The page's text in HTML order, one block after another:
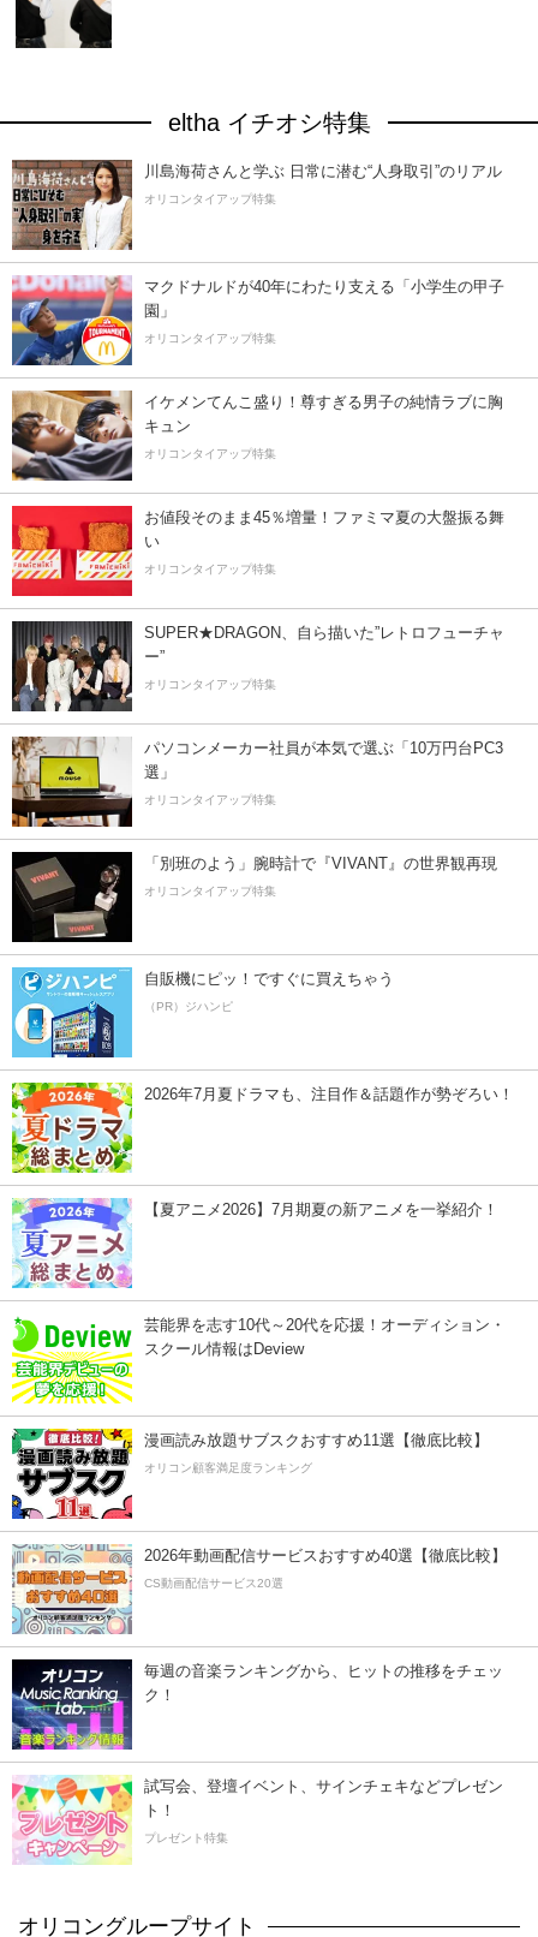
eltha イチオシ特集
川島海荷さんと学ぶ 日常に潜む“人身取引”のリアル
オリコンタイアップ特集
マクドナルドが40年にわたり支える「小学生の甲子
園」
オリコンタイアップ特集
イケメンてんこ盛り！尊すぎる男子の純情ラブに胸
キュン
オリコンタイアップ特集
お値段そのまま45％増量！ファミマ夏の大盤振る舞
い
オリコンタイアップ特集
SUPER★DRAGON、自ら描いた”レトロフューチャ
ー”
オリコンタイアップ特集
パソコンメーカー社員が本気で選ぶ「10万円台PC3
選」
オリコンタイアップ特集
「別班のよう」腕時計で『VIVANT』の世界観再現
オリコンタイアップ特集
自販機にピッ！ですぐに買えちゃう
（PR）ジハンピ
2026年7月夏ドラマも、注目作＆話題作が勢ぞろい！
【夏アニメ2026】7月期夏の新アニメを一挙紹介！
芸能界を志す10代～20代を応援！オーディション・
スクール情報はDeview
漫画読み放題サブスクおすすめ11選【徹底比較】
オリコン顧客満足度ランキング
2026年動画配信サービスおすすめ40選【徹底比較】
CS動画配信サービス20選
毎週の音楽ランキングから、ヒットの推移をチェッ
ク！
試写会、登壇イベント、サインチェキなどプレゼン
ト！
プレゼント特集
オリコングループサイト